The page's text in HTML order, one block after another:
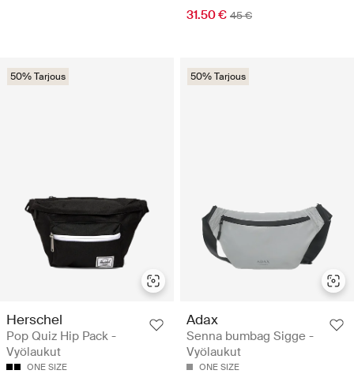
31.50 € 45 €
50% Tarjous
Herschel
Pop Quiz Hip Pack -
Vyölaukut
ONE SIZE
50% Tarjous
Adax
Senna bumbag Sigge -
Vyölaukut
ONE SIZE